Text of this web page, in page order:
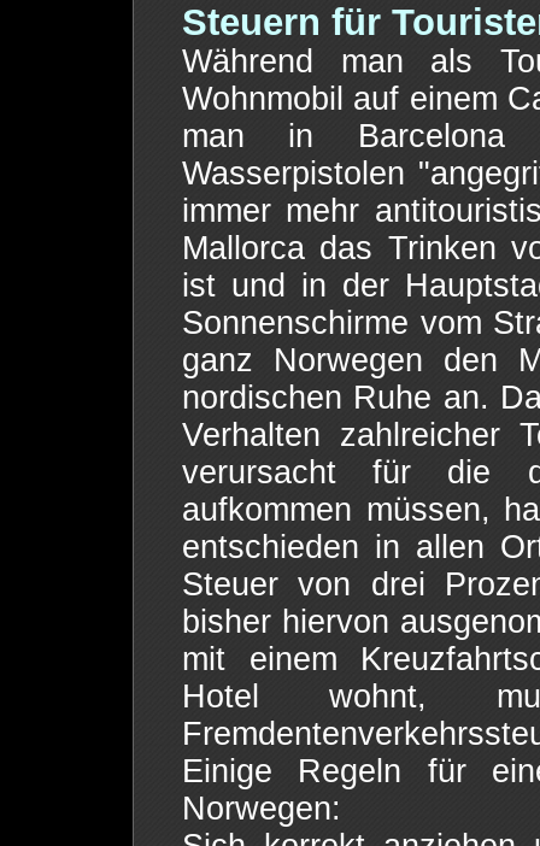
Steuern für
Während man als
Wohnmobil auf einem
man in Barcelona
Wasserpistolen
immer mehr
Mallorca das Trinken
ist und in der
Sonnenschirme vom
ganz Norwegen den
nordischen Ruhe an.
Verhalten zahlreicher
verursacht für die
aufkommen müssen,
entschieden in allen
Steuer von drei
bisher hiervon
mit einem
Hotel wohnt,
Einige Regeln für
Norwegen: